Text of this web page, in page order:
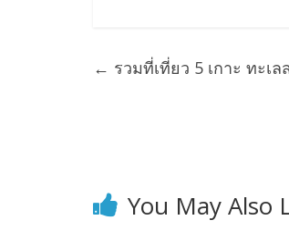
← รวมที่เที่ยว 5 เกาะ ทะ
You May Also